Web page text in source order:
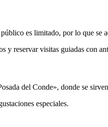
es limitado, por lo que se
y reservar visitas guiadas con
del Conde», donde se
especiales.